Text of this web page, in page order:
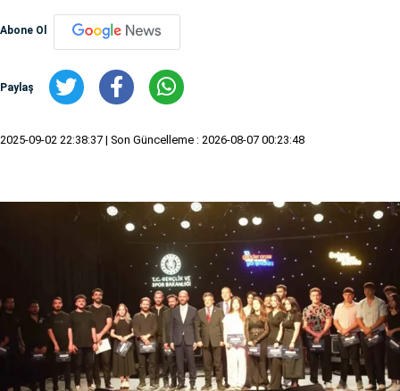
Abone Ol
Paylaş
2025-09-02 22:38:37 | Son Güncelleme : 2026-08-07 00:23:48